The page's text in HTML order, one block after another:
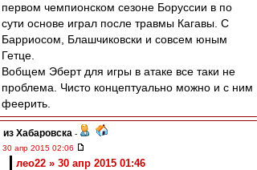
первом чемпионском сезоне Боруссии в по
сути основе играл после травмы Кагавы. С
Барриосом, Блашчиковски и совсем юным
Гетце.
Вобщем Эберт для игры в атаке все таки не
проблема. Чисто концептуально можно и с ним
феерить.
из Хабаровска -
30 апр 2015 02:06
лео22 » 30 апр 2015 01:46